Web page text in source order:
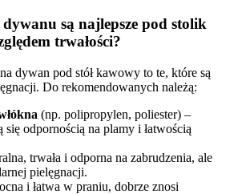
są najlepsze pod stolik
trwałości?
dywan pod stół kawowy to te, które są
Do rekomendowanych należą:
(np. polipropylen, poliester) –
się odpornością na plamy i łatwością
trwała i odporna na zabrudzenia, ale
pielęgnacji.
i łatwa w praniu, dobrze znosi